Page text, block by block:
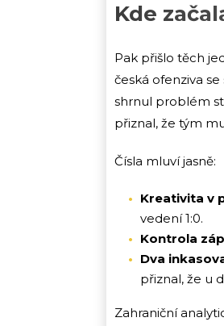
Kde
Pak přišlo těch
česká ofenziva
shrnul problém
přiznal, že tým
Čísla mluví jasně:
Kreativita v
vedení 1:0.
Kontrola
Dva
přiznal, že u
Zahraniční